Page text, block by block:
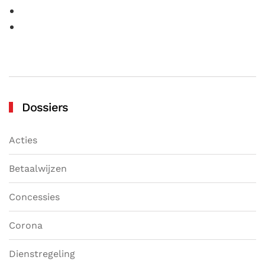
Dossiers
Acties
Betaalwijzen
Concessies
Corona
Dienstregeling